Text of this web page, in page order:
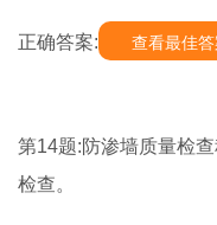
正确答案: 查看最佳答
第14题:防渗墙质量检
检查。